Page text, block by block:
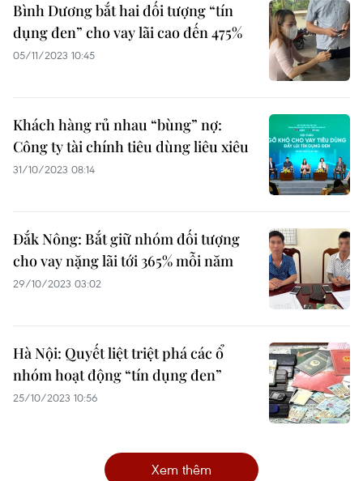
Bình Dương bắt hai đối tượng “tín
dụng đen” cho vay lãi cao đến 475%
05/11/2023 10:45
Khách hàng rủ nhau “bùng” nợ:
Công ty tài chính tiêu dùng liêu xiêu
31/10/2023 08:14
Đắk Nông: Bắt giữ nhóm đối tượng
cho vay nặng lãi tới 365% mỗi năm
29/10/2023 03:02
Hà Nội: Quyết liệt triệt phá các ổ
nhóm hoạt động “tín dụng đen”
25/10/2023 10:56
Xem thêm